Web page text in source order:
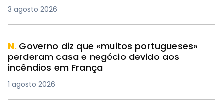
3 agosto 2026
N. Governo diz que «muitos portugueses»
perderam casa e negócio devido aos
incêndios em França
1 agosto 2026